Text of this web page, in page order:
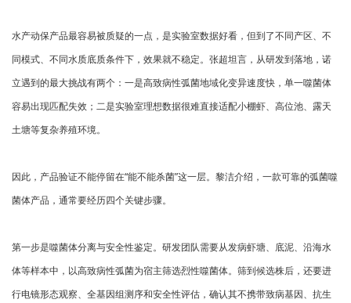
水产动保产品最容易被质疑的一点，是实验室数据好看，但到了不同产区、不
同模式、不同水质底质条件下，效果就不稳定。张超坦言，从研发到落地，诺
立遇到的最大挑战有两个：一是高致病性弧菌地域化变异速度快，单一噬菌体
容易出现匹配失效；二是实验室理想数据很难直接适配小棚虾、高位池、露天
土塘等复杂养殖环境。
因此，产品验证不能停留在“能不能杀菌”这一层。黎洁介绍，一款可靠的弧菌噬
菌体产品，通常要经历四个关键步骤。
第一步是噬菌体分离与安全性鉴定。研发团队需要从发病虾塘、底泥、沿海水
体等样本中，以高致病性弧菌为宿主筛选烈性噬菌体。筛到候选株后，还要进
行电镜形态观察、全基因组测序和安全性评估，确认其不携带致病基因、抗生